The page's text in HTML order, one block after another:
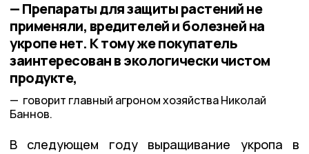
— Препараты для защиты растений не
применяли, вредителей и болезней на
укропе нет. К тому же покупатель
заинтересован в экологически чистом
продукте,
говорит главный агроном хозяйства Николай
Баннов.
В следующем году выращивание укропа в